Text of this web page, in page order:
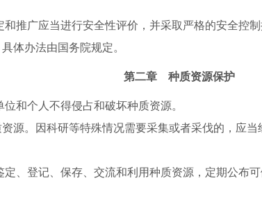
推广应当进行安全性评价，并采取严格的安全控
体办法由国务院规定。
第二章 种质资源保护
个人不得侵占和破坏种质资源。
源。因科研等特殊情况需要采集或者采伐的，应
、登记、保存、交流和利用种质资源，定期公布